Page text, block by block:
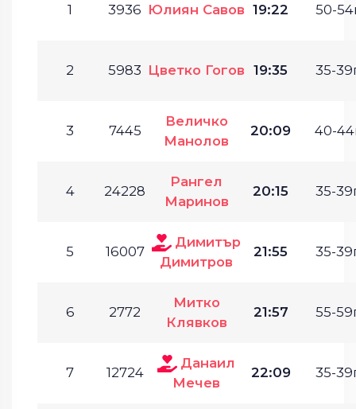
1 3936 Юлиян Савов 19:22 50-
2 5983 Цветко Гогов 19:35 35-
3 7445
Величко
Манолов
20:09 40-
4 24228
Рангел
Маринов
20:15 35-
5 16007
Димитър
Димитров
21:55 35-
6 2772
Митко
Клявков
21:57 55-
7 12724
Данаил
Мечев
22:09 35-